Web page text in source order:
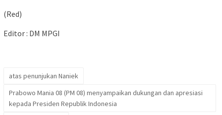
(Red)
Editor : DM MPGI
atas penunjukan Naniek
Prabowo Mania 08 (PM 08) menyampaikan dukungan dan apresiasi
kepada Presiden Republik Indonesia